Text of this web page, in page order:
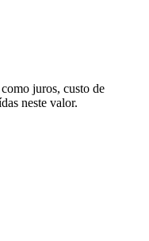
juros, custo de
neste valor.